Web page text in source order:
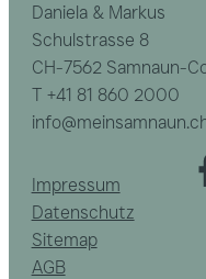
Daniela & Markus
Schulstrasse 8
CH-7562 Samnaun-
T +41 81 860 2000
Impressum
Datenschutz
Sitemap
AGB